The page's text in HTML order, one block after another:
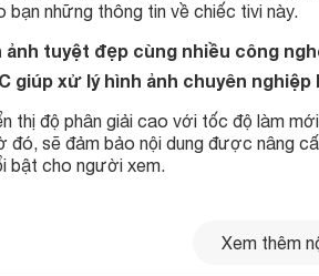
bạn những thông tin về chiếc tivi này.
tuyệt đẹp cùng nhiều công
giúp xử lý hình ảnh chuyên
thị độ phân giải cao với tốc độ làm
đó, sẽ đảm bảo nội dung được nâng
bật cho người xem.
Xem thêm